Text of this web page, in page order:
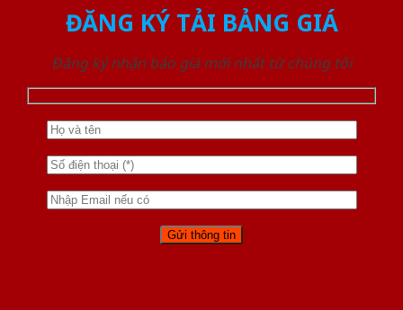
ĐĂNG KÝ TẢI BẢNG GIÁ
Đăng ký nhận báo giá mới nhất từ chúng tôi